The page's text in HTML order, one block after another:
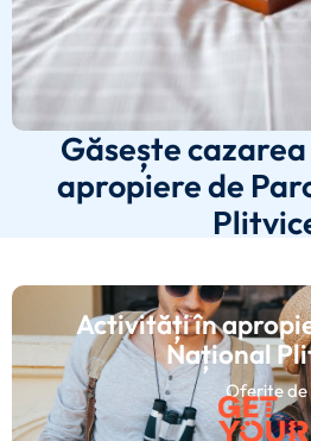
Găsește
apropiere de
Activități în
Național
Oferite de